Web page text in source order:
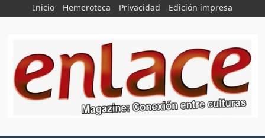
Inicio Hemeroteca Privacidad Edición impresa